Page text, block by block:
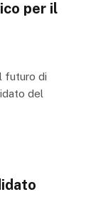
per il
futuro di
del